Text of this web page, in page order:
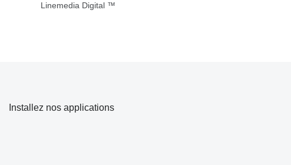
Linemedia Digital ™
Installez nos applications